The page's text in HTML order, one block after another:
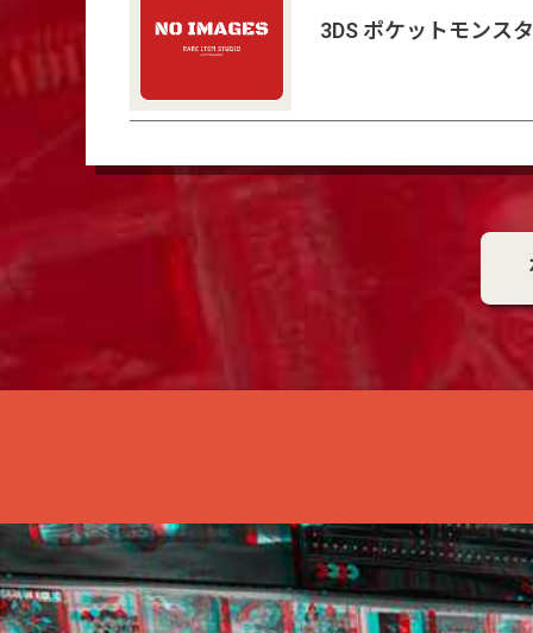
3DS ポケットモンス